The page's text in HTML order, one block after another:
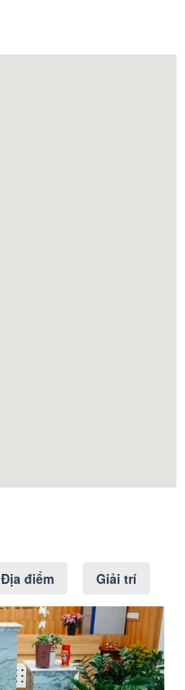
Địa điểm Giải trí